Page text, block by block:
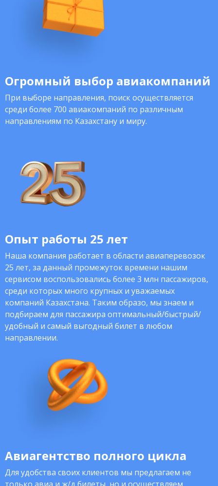
Огромный выбор авиакомпаний
При выборе направления, поиск осуществляется
среди более 700 авиакомпаний по различным
направлениям по Казахстану и миру.
Опыт работы 25 лет
Наша компания работает в области авиаперевозок
25 лет, за данный промежуток времени нашим
сервисом воспользовались более 3 млн пассажиров,
среди которых много крупных и уважаемых
компаний Казахстана. Таким образо, мы знаем и
подбираем для пассажира оптимальный/быстрый/
удобный и самый выгодный билет в любом
направлении.
Авиагентство полного цикла
Для удобства своих клиентов мы предлагаем не